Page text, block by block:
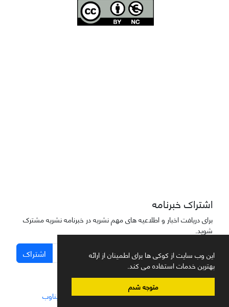
این وب سایت از کوکی ها برای اطمینان از ارائه
بهترین خدمات استفاده می کند.
متوجه شدم
اشتراک خبرنامه
برای دریافت اخبار و اطلاعیه های مهم نشریه در خبرنامه نشریه مشترک
شوید.
اشتراک
سامانه مدیریت نشریات علمی.طراحی و پیاده سازی از سیناوب